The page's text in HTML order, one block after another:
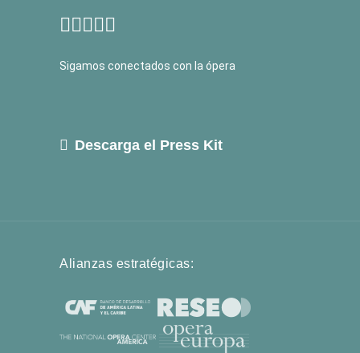
Sigamos conectados con la ópera
Descarga el Press Kit
Alianzas estratégicas: